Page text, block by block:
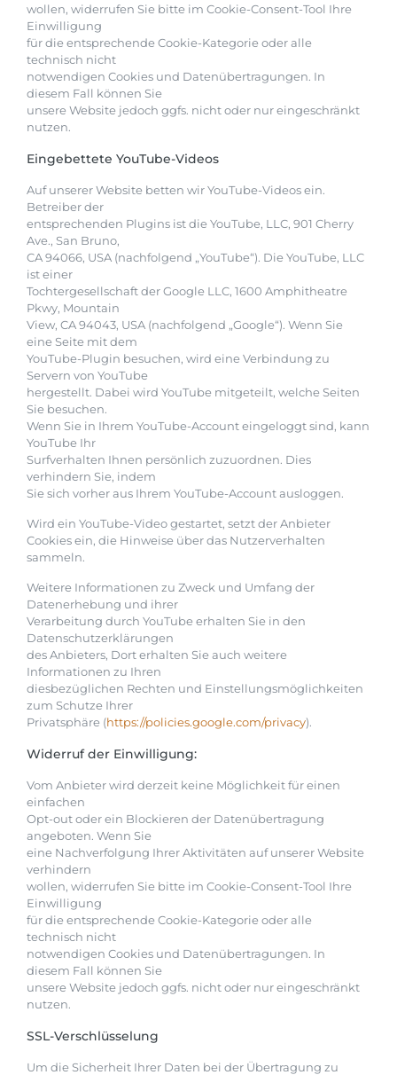
wollen, widerrufen Sie bitte im Cookie-Consent-Tool Ihre
Einwilligung
für die entsprechende Cookie-Kategorie oder alle
technisch nicht
notwendigen Cookies und Datenübertragungen. In
diesem Fall können Sie
unsere Website jedoch ggfs. nicht oder nur eingeschränkt
nutzen.
Eingebettete YouTube-Videos
Auf unserer Website betten wir YouTube-Videos ein.
Betreiber der
entsprechenden Plugins ist die YouTube, LLC, 901 Cherry
Ave., San Bruno,
CA 94066, USA (nachfolgend „YouTube“). Die YouTube, LLC
ist einer
Tochtergesellschaft der Google LLC, 1600 Amphitheatre
Pkwy, Mountain
View, CA 94043, USA (nachfolgend „Google“). Wenn Sie
eine Seite mit dem
YouTube-Plugin besuchen, wird eine Verbindung zu
Servern von YouTube
hergestellt. Dabei wird YouTube mitgeteilt, welche Seiten
Sie besuchen.
Wenn Sie in Ihrem YouTube-Account eingeloggt sind, kann
YouTube Ihr
Surfverhalten Ihnen persönlich zuzuordnen. Dies
verhindern Sie, indem
Sie sich vorher aus Ihrem YouTube-Account ausloggen.
Wird ein YouTube-Video gestartet, setzt der Anbieter
Cookies ein, die Hinweise über das Nutzerverhalten
sammeln.
Weitere Informationen zu Zweck und Umfang der
Datenerhebung und ihrer
Verarbeitung durch YouTube erhalten Sie in den
Datenschutzerklärungen
des Anbieters, Dort erhalten Sie auch weitere
Informationen zu Ihren
diesbezüglichen Rechten und Einstellungsmöglichkeiten
zum Schutze Ihrer
Privatsphäre (https://policies.google.com/privacy).
Widerruf der Einwilligung:
Vom Anbieter wird derzeit keine Möglichkeit für einen
einfachen
Opt-out oder ein Blockieren der Datenübertragung
angeboten. Wenn Sie
eine Nachverfolgung Ihrer Aktivitäten auf unserer Website
verhindern
wollen, widerrufen Sie bitte im Cookie-Consent-Tool Ihre
Einwilligung
für die entsprechende Cookie-Kategorie oder alle
technisch nicht
notwendigen Cookies und Datenübertragungen. In
diesem Fall können Sie
unsere Website jedoch ggfs. nicht oder nur eingeschränkt
nutzen.
SSL-Verschlüsselung
Um die Sicherheit Ihrer Daten bei der Übertragung zu